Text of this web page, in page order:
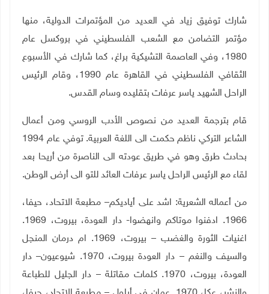
شارك توفيق زياد في العديد من المؤتمرات الدولية، منها
مؤتمر التضامن مع الشعب الفلسطيني في بروكسل عام
1980، وفي العاصمة التشيكية براغ، كما شارك في الأسبوع
الثقافي الفلسطيني في القاهرة عام 1990، وقام الرئيس
الراحل الشهيد ياسر عرفات بتقليده وسام القدس.
قام بترجمة العديد من نصوص الأدب الروسي ومن أعمال
الشاعر التركي ناظم حكمت الى اللغة العربية. توفي عام 1994
بحادث طرق وهو في طريق عودته الى الناصرة من أريحا بعد
لقاء مع الرئيس الراحل ياسر عرفات العائد للتو الى أرض الوطن.
من أعماله الشعرية: اشد على أياديكم– مطبعة الاتحاد، حيفا،
1966. ادفنوا موتاكم وانهضوا- دار العودة، بيروت، 1969.
اغنيات الثورة والغضب – بيروت، 1969. ام درمان المنجل
والسيف والنغم – دار العودة بيروت، 1970. شيوعيون– دار
العودة، بيروت، 1970. كلمات مقاتلة – دار الجليل للطباعة